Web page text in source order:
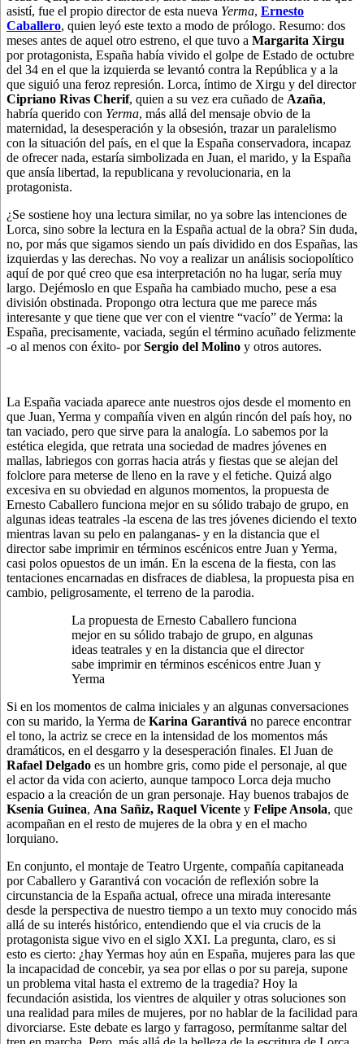
asistí, fue el propio director de esta nueva Yerma, Ernesto
Caballero, quien leyó este texto a modo de prólogo. Resumo: dos
meses antes de aquel otro estreno, el que tuvo a Margarita Xirgu
por protagonista, España había vivido el golpe de Estado de octubre
del 34 en el que la izquierda se levantó contra la República y a la
que siguió una feroz represión. Lorca, íntimo de Xirgu y del director
Cipriano Rivas Cherif, quien a su vez era cuñado de Azaña,
habría querido con Yerma, más allá del mensaje obvio de la
maternidad, la desesperación y la obsesión, trazar un paralelismo
con la situación del país, en el que la España conservadora, incapaz
de ofrecer nada, estaría simbolizada en Juan, el marido, y la España
que ansía libertad, la republicana y revolucionaria, en la
protagonista.
¿Se sostiene hoy una lectura similar, no ya sobre las intenciones de
Lorca, sino sobre la lectura en la España actual de la obra? Sin duda,
no, por más que sigamos siendo un país dividido en dos Españas, las
izquierdas y las derechas. No voy a realizar un análisis sociopolítico
aquí de por qué creo que esa interpretación no ha lugar, sería muy
largo. Dejémoslo en que España ha cambiado mucho, pese a esa
división obstinada. Propongo otra lectura que me parece más
interesante y que tiene que ver con el vientre “vacío” de Yerma: la
España, precisamente, vaciada, según el término acuñado felizmente
-o al menos con éxito- porSergio del Molino y otros autores.
La España vaciada aparece ante nuestros ojos desde el momento en
que Juan, Yerma y compañía viven en algún rincón del país hoy, no
tan vaciado, pero que sirve para la analogía. Lo sabemos por la
estética elegida, que retrata una sociedad de madres jóvenes en
mallas, labriegos con gorras hacia atrás y fiestas que se alejan del
folclore para meterse de lleno en la rave y el fetiche. Quizá algo
excesiva en su obviedad en algunos momentos, la propuesta de
Ernesto Caballero funciona mejor en su sólido trabajo de grupo, en
algunas ideas teatrales -la escena de las tres jóvenes diciendo el texto
mientras lavan su pelo en palanganas- y en la distancia que el
director sabe imprimir en términos escénicos entre Juan y Yerma,
casi polos opuestos de un imán. En la escena de la fiesta, con las
tentaciones encarnadas en disfraces de diablesa, la propuesta pisa en
cambio, peligrosamente, el terreno de la parodia.
La propuesta de Ernesto Caballero funciona
mejor en su sólido trabajo de grupo, en algunas
ideas teatrales y en la distancia que el director
sabe imprimir en términos escénicos entre Juan y
Yerma
Si en los momentos de calma iniciales y an algunas conversaciones
con su marido, la Yerma de Karina Garantivá no parece encontrar
el tono, la actriz se crece en la intensidad de los momentos más
dramáticos, en el desgarro y la desesperación finales. El Juan de
Rafael Delgado es un hombre gris, como pide el personaje, al que
el actor da vida con acierto, aunque tampoco Lorca deja mucho
espacio a la creación de un gran personaje. Hay buenos trabajos de
Ksenia Guinea, Ana Sañiz, Raquel Vicente y Felipe Ansola, que
acompañan en el resto de mujeres de la obra y en el macho
lorquiano.
En conjunto, el montaje de Teatro Urgente, compañía capitaneada
por Caballero y Garantivá con vocación de reflexión sobre la
circunstancia de la España actual, ofrece una mirada interesante
desde la perspectiva de nuestro tiempo a un texto muy conocido más
allá de su interés histórico, entendiendo que el via crucis de la
protagonista sigue vivo en el siglo XXI. La pregunta, claro, es si
esto es cierto: ¿hay Yermas hoy aún en España, mujeres para las que
la incapacidad de concebir, ya sea por ellas o por su pareja, supone
un problema vital hasta el extremo de la tragedia? Hoy la
fecundación asistida, los vientres de alquiler y otras soluciones son
una realidad para miles de mujeres, por no hablar de la facilidad para
divorciarse. Este debate es largo y farragoso, permítanme saltar del